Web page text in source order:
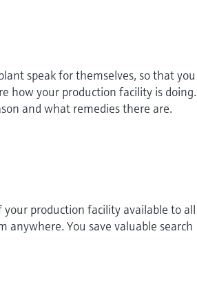
speak for themselves, so that you
how your production facility is
and what remedies there are.
production facility available to all
You save valuable search